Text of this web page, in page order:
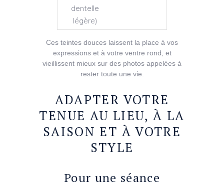
dentelle
légère)
Ces teintes douces laissent la place à vos
expressions et à votre ventre rond, et
vieillissent mieux sur des photos appelées à
rester toute une vie.
ADAPTER VOTRE
TENUE AU LIEU, À LA
SAISON ET À VOTRE
STYLE
Pour une séance